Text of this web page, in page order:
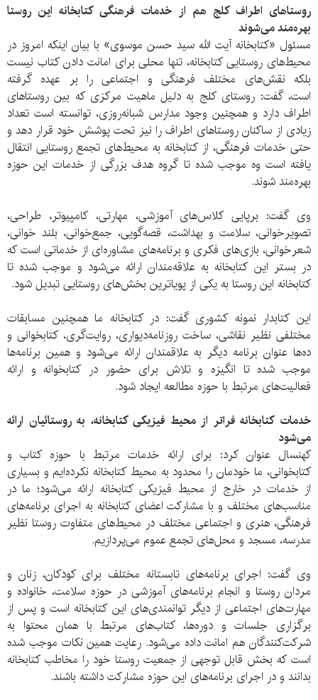
روستاهای اطراف کلج هم از خدمات فرهنگی کتابخانه این روستا
بهره‌مند می‌شوند
مسئول «کتابخانه آیت الله سید حسن موسوی» با بیان اینکه امروز در
محیط‌های روستایی کتابخانه، تنها محلی برای امانت دادن کتاب نیست
بلکه نقش‌های مختلف فرهنگی و اجتماعی را بر عهده گرفته
است، گفت: روستای کلج به دلیل ماهیت مرکزی که بین روستاهای
اطراف دارد و همچنین وجود مدارس شبانه‌روزی، توانسته است تعداد
زیادی از ساکنان روستاهای اطراف را نیز تحت پوشش خود قرار دهد و
حتی خدمات فرهنگی، از کتابخانه به محیط‌های تجمع روستایی انتقال
یافته است وه موجب شده تا گروه هدف بزرگی از خدمات این حوزه
بهره‌مند شوند.
وی گفت: برپایی کلاس‌های آموزشی، مهارتی، کامپیوتر، طراحی،
تصویرخوانی، سلامت و بهداشت، قصه‌گویی، جمع‌خوانی، بلند خوانی،
شعرخوانی، بازی‌های فکری و برنامه‌های مشاوره‌ای از خدماتی است که
در بستر این کتابخانه به علاقه‌مندان ارائه می‌شود و موجب شده تا
کتابخانه این روستا به یکی از پویاترین بخش‌های روستایی تبدیل شود.
این کتابدار نمونه کشوری گفت: در کتابخانه ما همچنین مسابقات
مختلفی نظیر نقاشی، ساخت روزنامه‌دیواری، روایت‌گری، کتابخوانی و
ده‌ها عنوان برنامه دیگر به علاقمندان ارائه می‌شود و همین برنامه‌ها
موجب شده تا انگیزه و تلاش برای حضور در کتابخوانه و ارائه
فعالیت‌های مرتبط با حوزه مطالعه ایجاد شود.
خدمات کتابخانه فراتر از محیط فیزیکی کتابخانه، به روستائیان ارائه
می‌شود
کهنسال عنوان کرد: برای ارائه خدمات مرتبط با حوزه کتاب و
کتابخوانی، ما خودمان را محدود به محیط کتابخانه نکرده‌ایم و بسیاری
از خدمات در خارج از محیط فیزیکی کتابخانه ارائه می‌شود؛ ما در
مناسب‌های مختلف و با مشارکت اعضای کتابخانه به اجرای برنامه‌های
فرهنگی، هنری و اجتماعی مختلف در محیط‌های متفاوت روستا نظیر
مدرسه، مسجد و محل‌های تجمع عموم می‌پردازیم.
وی گفت: اجرای برنامه‌های تابستانه مختلف برای کودکان، زنان و
مردان روستا و انجام برنامه‌های آموزشی در حوزه سلامت، خانواده و
مهارت‌های اجتماعی از دیگر توانمندی‌های این کتابخانه است و پس از
برگزاری جلسات و دوره‌ها، کتاب‌های مرتبط با همان محتوا به
شرکت‌کنندگان هم امانت داده می‌شود. رعایت همین نکات موجب شده
است که بخش قابل توجهی از جمعیت روستا خود را مخاطب کتابخانه
بدانند و در اجرای برنامه‌های این حوزه مشارکت داشته باشند.